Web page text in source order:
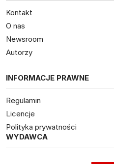
Kontakt
O nas
Newsroom
Autorzy
INFORMACJE PRAWNE
Regulamin
Licencje
Polityka prywatności
WYDAWCA